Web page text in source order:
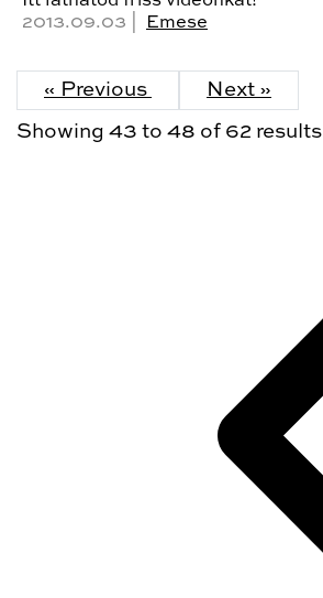
2013.09.03 |
Emese
« Previous Next »
Showing 43 to 48 of 62 results